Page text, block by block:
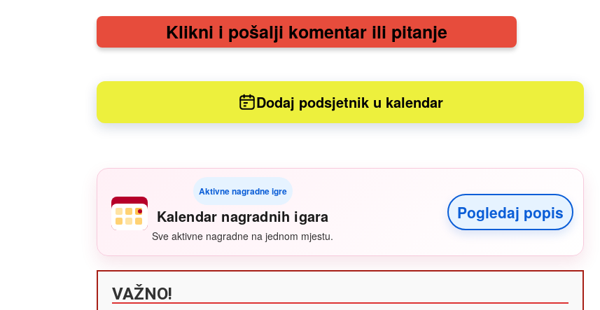
Klikni i pošalji komentar ili pitanje
Dodaj podsjetnik u kalendar
Aktivne nagradne igre
Kalendar nagradnih igara
Sve aktivne nagradne na jednom mjestu.
Pogledaj popis
VAŽNO!